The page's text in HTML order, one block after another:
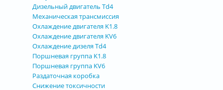
Дизельный двигатель Td4
Механическая трансмиссия
Охлаждение двигателя K1.8
Охлаждение двигателя KV6
Охлаждение дизеля Td4
Поршневая группа K1.8
Поршневая группа KV6
Раздаточная коробка
Снижение токсичности